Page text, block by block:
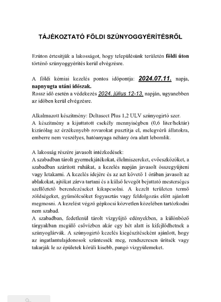
GALÉRIA
KAPCSOLAT
LETÖLTHETŐ NYOMTATVÁNYOK
VÁLASZTÁS 2026
TELEPÜLÉSIKÉPVISELŐI VAGYONNYILATKOZATOK – 2026.
ROMA NEMZETISÉGI ÖNKORMÁNYZATI KÉPVISELŐK
VAGYONNYILATKOZATA – 2026. ÉV